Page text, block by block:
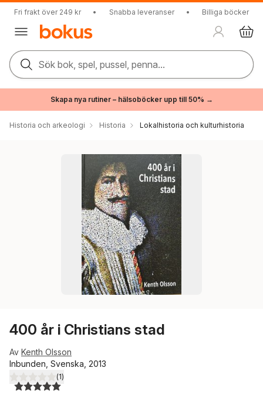
Fri frakt över 249 kr • Snabba leveranser • Billiga böcker
Sök bok, spel, pussel, penna...
Skapa nya rutiner – hälsoböcker upp till 50% →
Historia och arkeologi Historia Lokalhistoria och kulturhistoria
400 år i Christians stad
Av Kenth Olsson
Inbunden, Svenska, 2013
5,0utav 5 stjärnor. Totalt antal röster:
(1)